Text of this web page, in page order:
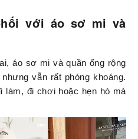
với áo sơ mi và
áo sơ mi và quần ống rộng
vẫn rất phóng khoáng.
làm, đi chơi hoặc hẹn hò mà